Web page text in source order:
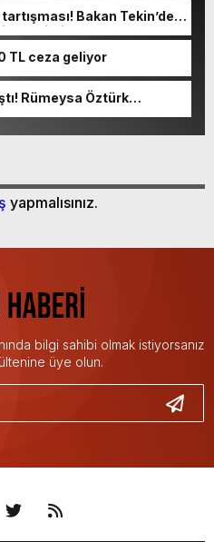
Bakan Tekin’den
takvimi erken başlattık”
TL ceza geliyor
Rümeysa Öztürk
yapmalısınız.
bilgi sahibi olmak istiyorsanız
üye olun.